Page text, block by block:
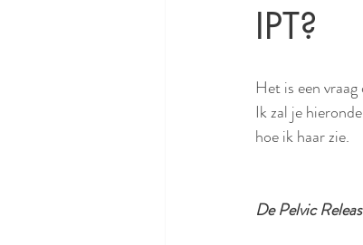
IPT?
Het is een
Ik zal je
hoe ik haar zie.
De Pelvic